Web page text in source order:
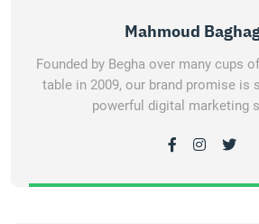
Mahmoud
Founded by Begha over many cups
table in 2009, our brand promise is
powerful digital marketing